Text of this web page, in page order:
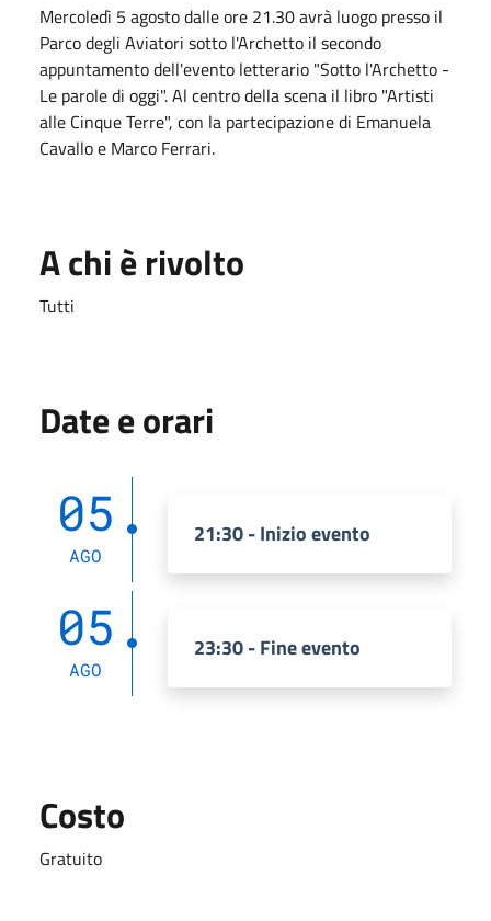
Mercoledì 5 agosto dalle ore 21.30 avrà luogo presso il
Parco degli Aviatori sotto l'Archetto il secondo
appuntamento dell'evento letterario "Sotto l'Archetto -
Le parole di oggi". Al centro della scena il libro "Artisti
alle Cinque Terre", con la partecipazione di Emanuela
Cavallo e Marco Ferrari.
A chi è rivolto
Tutti
Date e orari
05
AGO
21:30 - Inizio evento
05
AGO
23:30 - Fine evento
Costo
Gratuito